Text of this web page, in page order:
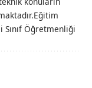
Sınıf Öğretmenliği